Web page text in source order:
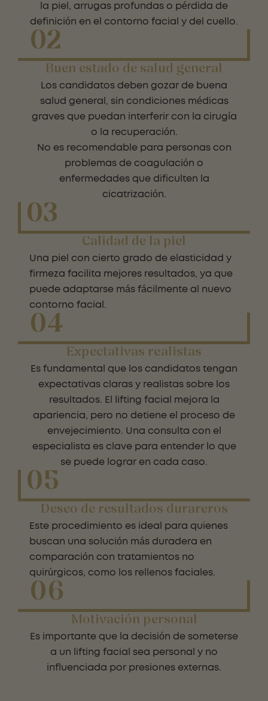
la piel, arrugas profundas o pérdida de
definición en el contorno facial y del cuello.
02
Buen estado de salud general
Los candidatos deben gozar de buena
salud general, sin condiciones médicas
graves que puedan interferir con la cirugía
o la recuperación.
No es recomendable para personas con
problemas de coagulación o
enfermedades que dificulten la
cicatrización.
03
Calidad de la piel
Una piel con cierto grado de elasticidad y
firmeza facilita mejores resultados, ya que
puede adaptarse más fácilmente al nuevo
contorno facial.
04
Expectativas realistas
Es fundamental que los candidatos tengan
expectativas claras y realistas sobre los
resultados. El lifting facial mejora la
apariencia, pero no detiene el proceso de
envejecimiento. Una consulta con el
especialista es clave para entender lo que
se puede lograr en cada caso.
05
Deseo de resultados durareros
Este procedimiento es ideal para quienes
buscan una solución más duradera en
comparación con tratamientos no
quirúrgicos, como los rellenos faciales.
06
Motivación personal
Es importante que la decisión de someterse
a un lifting facial sea personal y no
influenciada por presiones externas.